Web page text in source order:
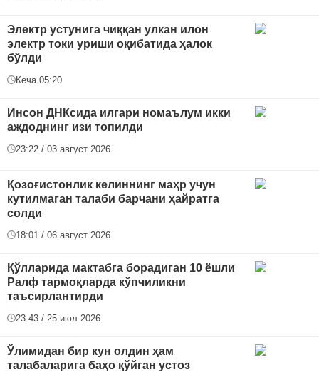
Электр устунига чиққан улкан илон
электр токи уриши оқибатида ҳалок
бўлди
Кеча 05:20
Инсон ДНКсида илгари номаълум икки
аждоднинг изи топилди
23:22 / 03 август 2026
Қозоғистонлик келиннинг маҳр учун
кутилмаган талаби барчани ҳайратга
солди
18:01 / 06 август 2026
Қўлларида мактабга борадиган 10 ёшли
Ралф тармоқларда кўпчиликни
таъсирлантирди
23:43 / 25 июл 2026
Ўлимидан бир кун олдин ҳам
талабаларига баҳо қўйган устоз